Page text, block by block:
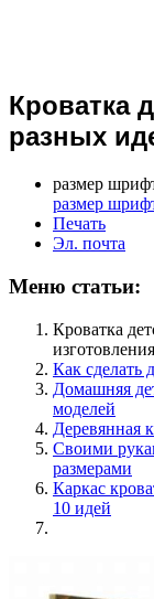
Кроватка
разных
размер
размер
Печать
Эл. почта
Меню статьи:
Кроватка
изготовления
Как сделать
Домашняя
моделей
Деревянная
Своими
размерами
Каркас
10 идей